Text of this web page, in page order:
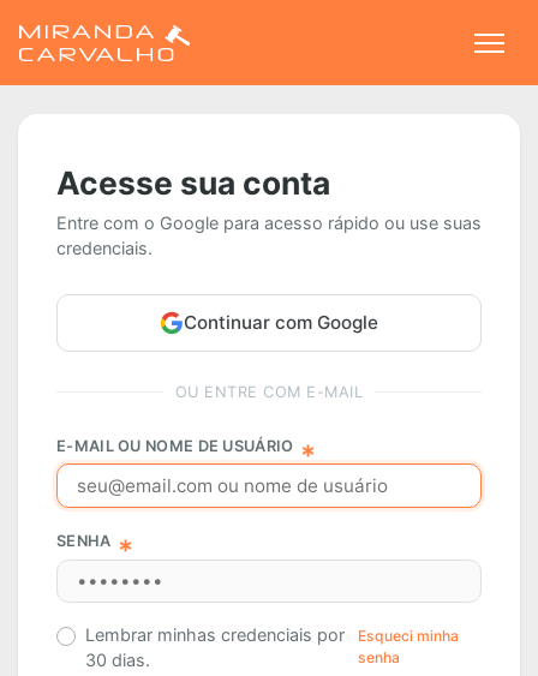
Acesse sua conta
Entre com o Google para acesso rápido ou use suas
credenciais.
Continuar com Google
OU ENTRE COM E-MAIL
E-MAIL OU NOME DE USUÁRIO
SENHA
Lembrar minhas credenciais por
30 dias.
Esqueci minha
senha